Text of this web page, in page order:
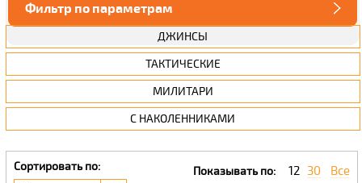
Фильтр по параметрам
ДЖИНСЫ
ТАКТИЧЕСКИЕ
МИЛИТАРИ
С НАКОЛЕННИКАМИ
Сортировать по:
Показывать по: 12 30 Все